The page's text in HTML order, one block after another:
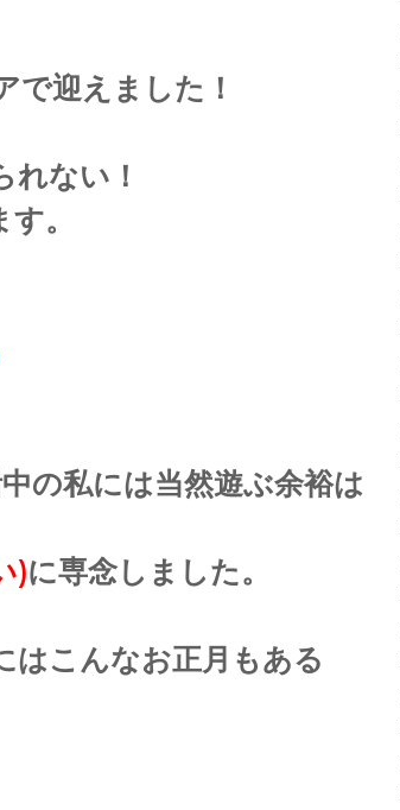
で迎えました！
ない！
。
の私には当然遊ぶ余裕は
)に専念しました。
はこんなお正月もある